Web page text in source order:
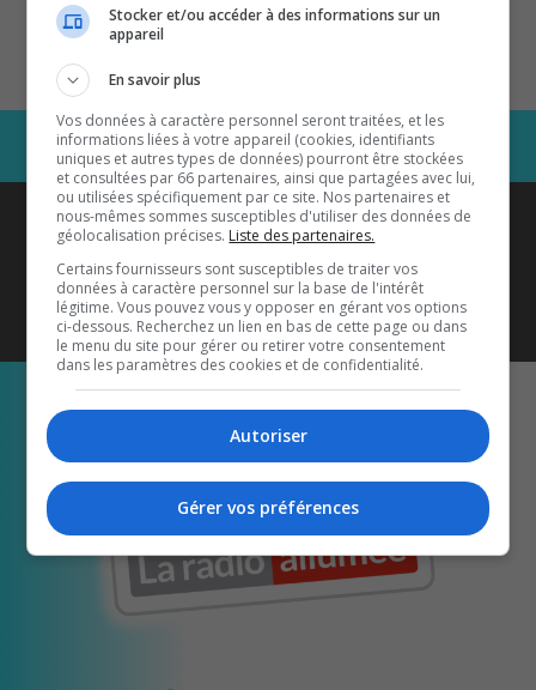
Coyote New Countryest diffusé
également sur1033 HD2
Écoutez-nous aussi sur…
Stocker et/ou accéder à des informations sur un
appareil
En savoir plus
Vos données à caractère personnel seront traitées, et les
informations liées à votre appareil (cookies, identifiants
uniques et autres types de données) pourront être stockées
et consultées par 66 partenaires, ainsi que partagées avec lui,
ou utilisées spécifiquement par ce site. Nos partenaires et
nous-mêmes sommes susceptibles d'utiliser des données de
géolocalisation précises. Liste des partenaires.
Certains fournisseurs sont susceptibles de traiter vos
données à caractère personnel sur la base de l'intérêt
légitime. Vous pouvez vous y opposer en gérant vos options
ci-dessous. Recherchez un lien en bas de cette page ou dans
le menu du site pour gérer ou retirer votre consentement
dans les paramètres des cookies et de confidentialité.
Autoriser
Gérer vos préférences